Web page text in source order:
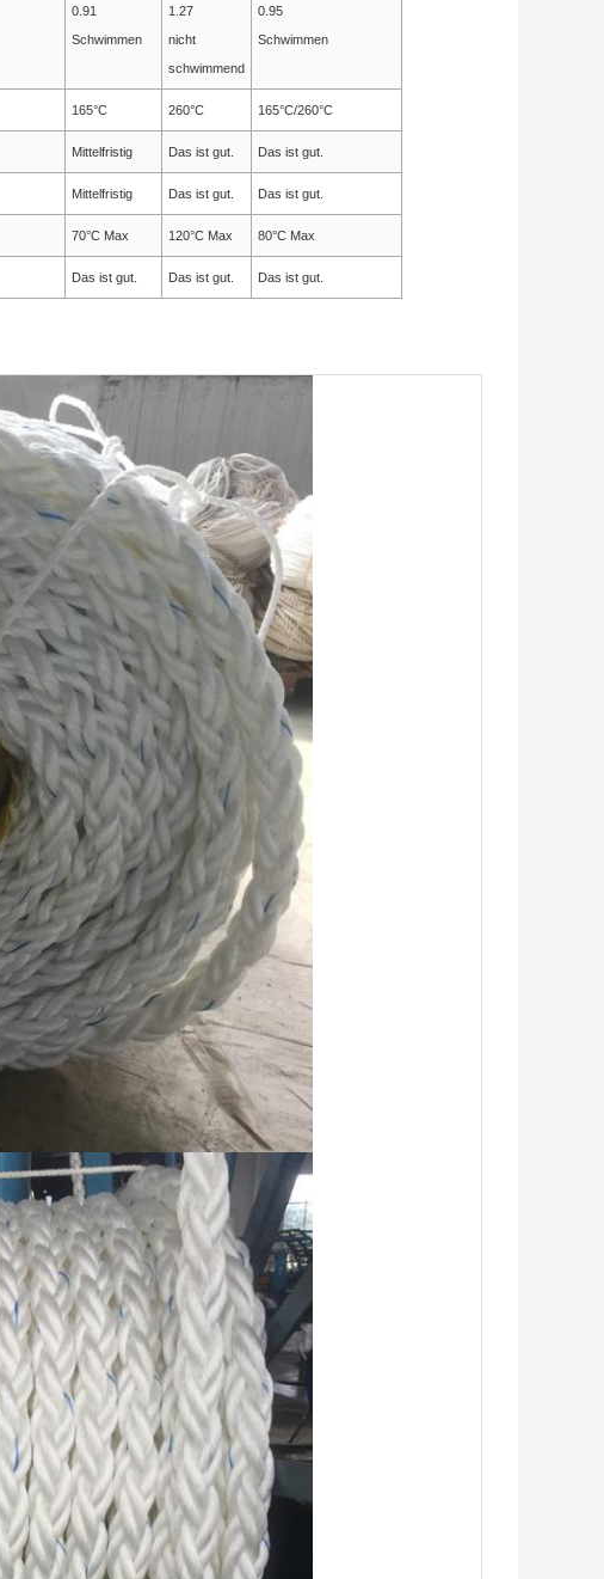
0.91
Schwimmen
1.27
nicht
schwimmend
0.95
Schwimmen
165°C 260°C 165°C/260°C
Mittelfristig Das ist gut. Das ist gut.
Mittelfristig Das ist gut. Das ist gut.
70°C Max 120°C Max 80°C Max
Das ist gut. Das ist gut. Das ist gut.